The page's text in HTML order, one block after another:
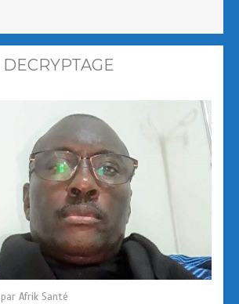
DECRYPTAGE
par Afrik Santé